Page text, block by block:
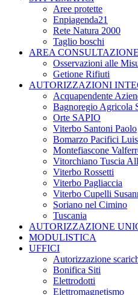
Aree protette
Enpiagenda21
Rete Natura 2000
Taglio boschi
AREA CONSULTAZIONE
Osservazioni alle
Getione Rifiuti
AUTORIZZAZIONI
Acquapendente
Bagnoregio Agricola
Orte SAPIO
Viterbo Santoni Paolo
Bomarzo Pacifici
Montefiascone
Vitorchiano Tuscia
Viterbo Rossetti
Viterbo Pagliaccia
Viterbo Cupelli
Soriano nel Cimino
Tuscania
AUTORIZZAZIONE
MODULISTICA
UFFICI
Autorizzazione
Bonifica Siti
Elettrodotti
Elettromagnetismo